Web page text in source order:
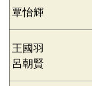
覃怡輝
王國羽
呂朝賢